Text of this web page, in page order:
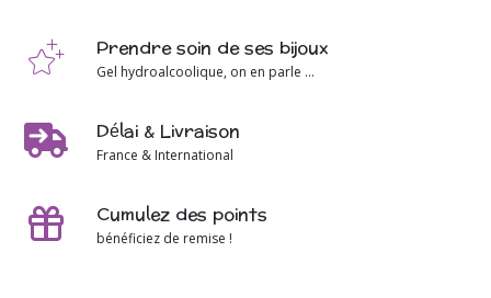
Prendre soin de ses bijoux
Gel hydroalcoolique, on en parle ...
Délai & Livraison
France & International
Cumulez des points
bénéficiez de remise !